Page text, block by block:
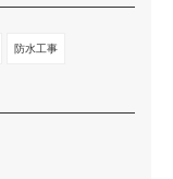
防水工事